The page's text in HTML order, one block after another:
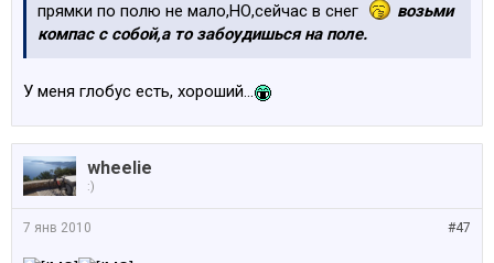
прямки по полю не мало,НО,сейчас в снег
возьми
компас с собой,а то забоудишься на поле.
У меня глобус есть, хороший...
wheelie
:)
#47
7 янв 2010